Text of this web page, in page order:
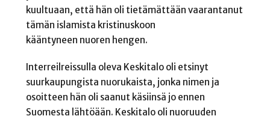
kuultuaan, että hän oli tietämättään vaarantanut
tämän islamista kristinuskoon
kääntyneen nuoren hengen.
Interreilreissulla oleva Keskitalo oli etsinyt
suurkaupungista nuorukaista, jonka nimen ja
osoitteen hän oli saanut käsiinsä jo ennen
Suomesta lähtöään. Keskitalo oli nuoruuden